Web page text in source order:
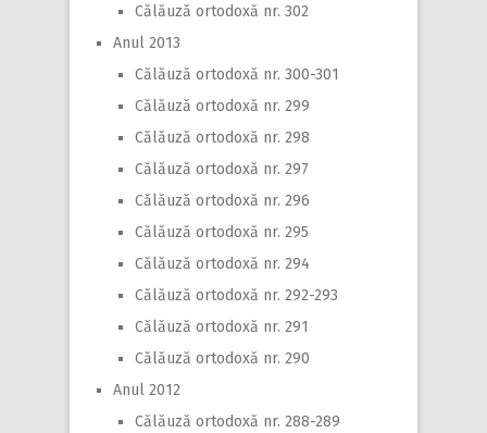
Călăuză ortodoxă nr. 302
Anul 2013
Călăuză ortodoxă nr. 300-301
Călăuză ortodoxă nr. 299
Călăuză ortodoxă nr. 298
Călăuză ortodoxă nr. 297
Călăuză ortodoxă nr. 296
Călăuză ortodoxă nr. 295
Călăuză ortodoxă nr. 294
Călăuză ortodoxă nr. 292-293
Călăuză ortodoxă nr. 291
Călăuză ortodoxă nr. 290
Anul 2012
Călăuză ortodoxă nr. 288-289